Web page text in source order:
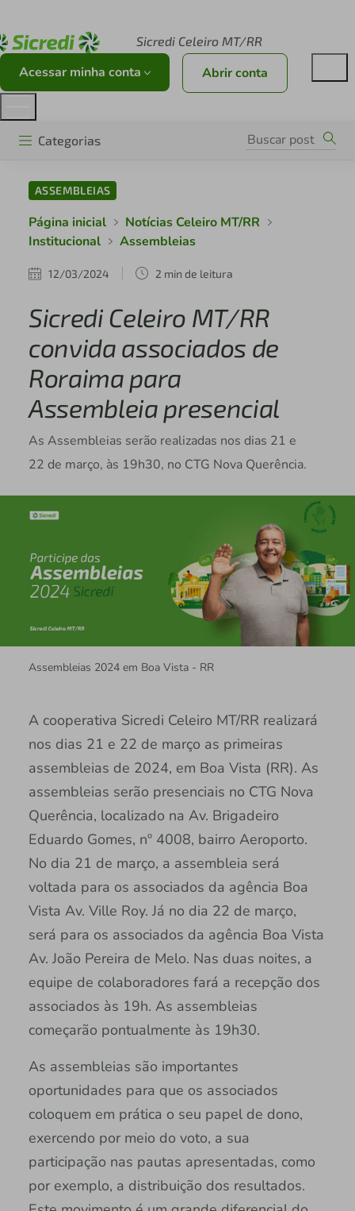
Sicredi Celeiro MT/RR
Acessar minha conta Abrir conta
Categorias
ASSEMBLEIAS
Página inicial
Notícias Celeiro MT/RR
Institucional
Assembleias
12/03/2024 2 min de leitura
Sicredi Celeiro MT/RR
convida associados de
Roraima para
Assembleia presencial
As Assembleias serão realizadas nos dias 21 e
22 de março, às 19h30, no CTG Nova Querência.
Assembleias 2024 em Boa Vista - RR
A cooperativa Sicredi Celeiro MT/RR realizará
nos dias 21 e 22 de março as primeiras
assembleias de 2024, em Boa Vista (RR). As
assembleias serão presenciais no CTG Nova
Querência, localizado na Av. Brigadeiro
Eduardo Gomes, nº 4008, bairro Aeroporto.
No dia 21 de março, a assembleia será
voltada para os associados da agência Boa
Vista Av. Ville Roy. Já no dia 22 de março,
será para os associados da agência Boa Vista
Av. João Pereira de Melo. Nas duas noites, a
equipe de colaboradores fará a recepção dos
associados às 19h. As assembleias
começarão pontualmente às 19h30.
As assembleias são importantes
oportunidades para que os associados
coloquem em prática o seu papel de dono,
exercendo por meio do voto, a sua
participação nas pautas apresentadas, como
por exemplo, a distribuição dos resultados.